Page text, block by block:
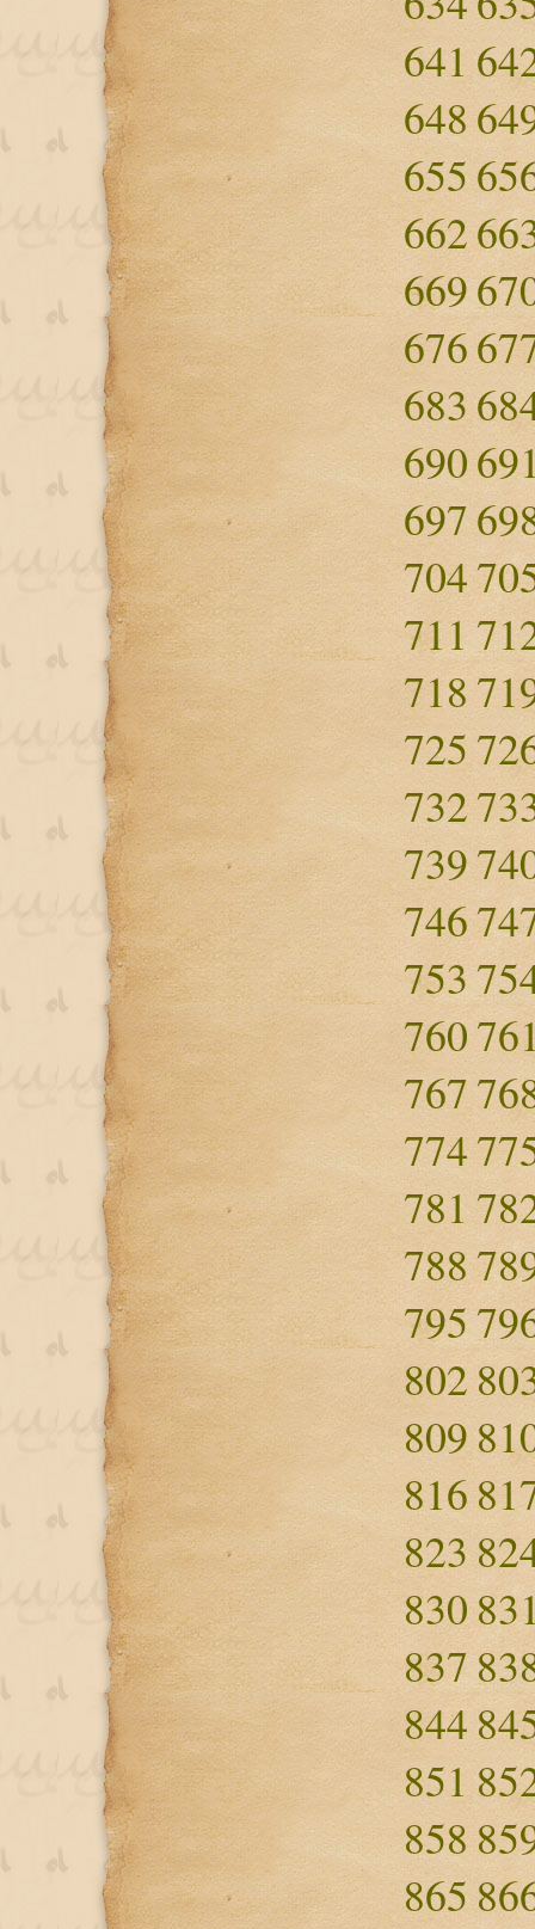
641
648
655
662
669
676
683
690
697
704
711
718
725
732
739
746
753
760
767
774
781
788
795
802
809
816
823
830
837
844
851
858
865